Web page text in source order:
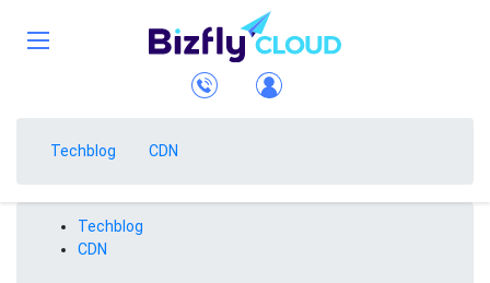
Techblog CDN
Techblog
CDN